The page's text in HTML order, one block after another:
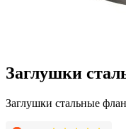
Заглушки
Заглушки стальные